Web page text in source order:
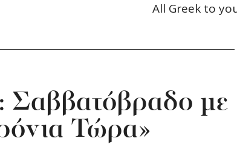
All Greek to
Σαββατόβραδο με
Τώρα»